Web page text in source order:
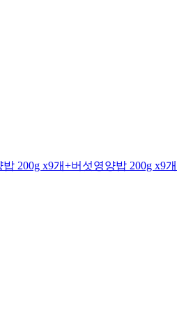
200g x9개+버섯영양밥 200g x9개